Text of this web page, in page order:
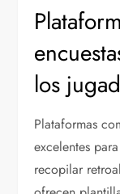
los
Plataformas
excelentes
recopilar